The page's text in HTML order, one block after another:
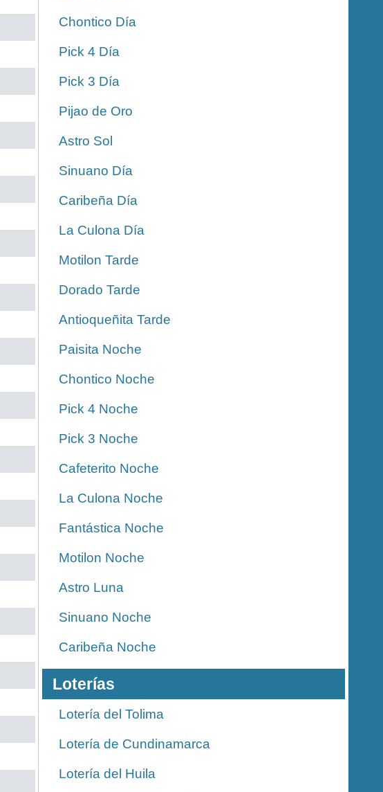
Chontico Día
Pick 4 Día
Pick 3 Día
Pijao de Oro
Astro Sol
Sinuano Día
Caribeña Día
La Culona Día
Motilon Tarde
Dorado Tarde
Antioqueñita Tarde
Paisita Noche
Chontico Noche
Pick 4 Noche
Pick 3 Noche
Cafeterito Noche
La Culona Noche
Fantástica Noche
Motilon Noche
Astro Luna
Sinuano Noche
Caribeña Noche
Loterías
Lotería del Tolima
Lotería de Cundinamarca
Lotería del Huila